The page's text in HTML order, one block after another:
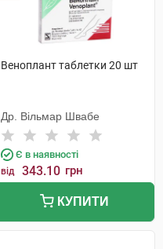
Веноплант таблетки 20 шт
Др. Вільмар Швабе
Є в наявності
від 343.10 грн
КУПИТИ